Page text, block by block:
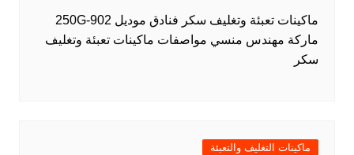
ماكينات تعبئة وتغليف سكر فنادق موديل 902-250G
ماركة مهندس منسي مواصفات ماكينات تعبئة وتغليف
سكر
ماكينات التغليف والتعبئة